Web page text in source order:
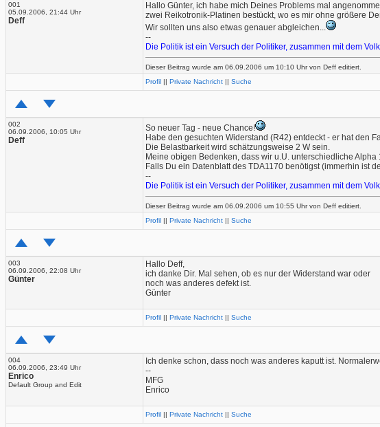
001
05.09.2006, 21:44 Uhr
Deff
Hallo Günter, ich habe mich Deines Problems mal
zwei Reikotronik-Platinen bestückt, wo es mir ohne größere
Wir sollten uns also etwas genauer abgleichen...
--
Die Politik ist ein Versuch der Politiker, zusammen mit dem
Dieser Beitrag wurde am 06.09.2006 um 10:10 Uhr von Deff editiert.
Profil || Private Nachricht || Suche
002
06.09.2006, 10:05 Uhr
Deff
So neuer Tag - neue Chance!
Habe den gesuchten Widerstand (R42) entdeckt - er hat den
Die Belastbarkeit wird schätzungsweise 2 W sein.
Meine obigen Bedenken, dass wir u.U. unterschiedliche
Falls Du ein Datenblatt des TDA1170 benötigst (immerhin ist
--
Die Politik ist ein Versuch der Politiker, zusammen mit dem
Dieser Beitrag wurde am 06.09.2006 um 10:55 Uhr von Deff editiert.
Profil || Private Nachricht || Suche
003
06.09.2006, 22:08 Uhr
Günter
Hallo Deff,
ich danke Dir. Mal sehen, ob es nur der Widerstand war oder
noch was anderes defekt ist.
Günter
Profil || Private Nachricht || Suche
004
06.09.2006, 23:49 Uhr
Enrico
Default Group and Edit
Ich denke schon, dass noch was anderes kaputt ist.
--
MFG
Enrico
Profil || Private Nachricht || Suche